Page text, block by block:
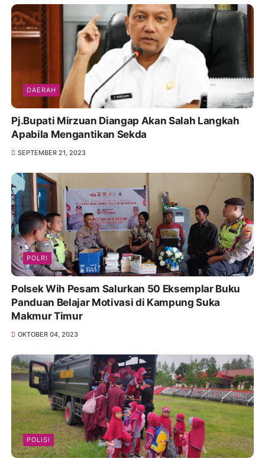
DAERAH
Pj.Bupati Mirzuan Diangap Akan Salah Langkah
Apabila Mengantikan Sekda
SEPTEMBER 21, 2023
POLRI
Polsek Wih Pesam Salurkan 50 Eksemplar Buku
Panduan Belajar Motivasi di Kampung Suka
Makmur Timur
OKTOBER 04, 2023
POLISI